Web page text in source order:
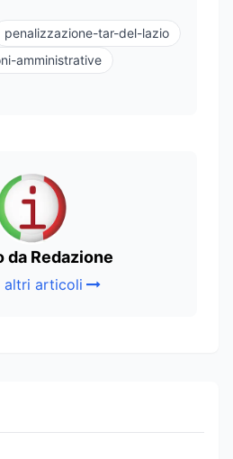
penalizzazione-tar-del-lazio
amministrative
da Redazione
altri articoli